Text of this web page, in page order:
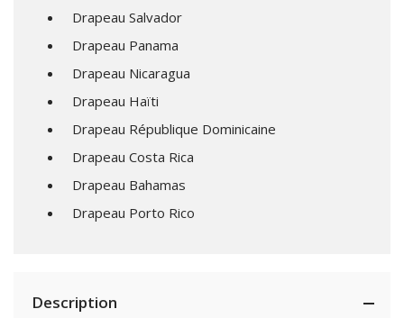
Drapeau Salvador
Drapeau Panama
Drapeau Nicaragua
Drapeau Haïti
Drapeau République Dominicaine
Drapeau Costa Rica
Drapeau Bahamas
Drapeau Porto Rico
Description